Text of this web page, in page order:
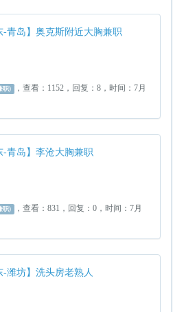
-青岛】奥克斯附近大胸兼职
职)
，查看：1152，回复：8，时间：7月
-青岛】李沧大胸兼职
职)
，查看：831，回复：0，时间：7月
-潍坊】洗头房老熟人